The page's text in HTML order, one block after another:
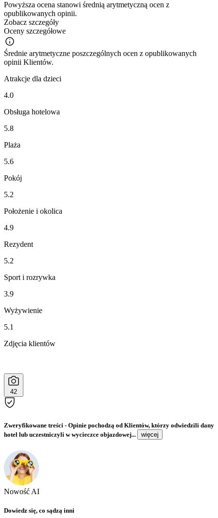
Powyższa ocena stanowi średnią arytmetyczną ocen z
opublikowanych opinii.
Zobacz szczegóły
Oceny szczegółowe
Średnie arytmetyczne poszczególnych ocen z opublikowanych
opinii Klientów.
Atrakcje dla dzieci
4.0
Obsługa hotelowa
5.8
Plaża
5.6
Pokój
5.2
Położenie i okolica
4.9
Rezydent
5.2
Sport i rozrywka
3.9
Wyżywienie
5.1
Zdjęcia klientów
42
Zweryfikowane treści - Opinie pochodzą od Klientów, którzy odwiedzili dany
hotel lub uczestniczyli w wycieczce objazdowej...
więcej
Nowość AI
Dowiedz się, co sądzą inni